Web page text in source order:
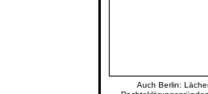
Auch Berlin: